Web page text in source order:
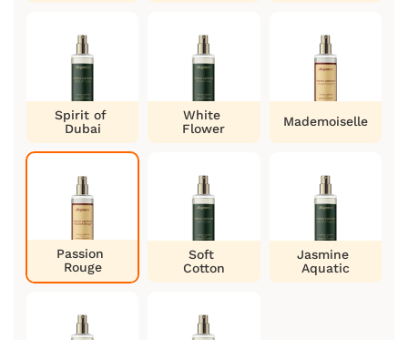
Spirit of
Dubai
White
Flower
Mademoiselle
Passion
Rouge
Soft
Cotton
Jasmine
Aquatic